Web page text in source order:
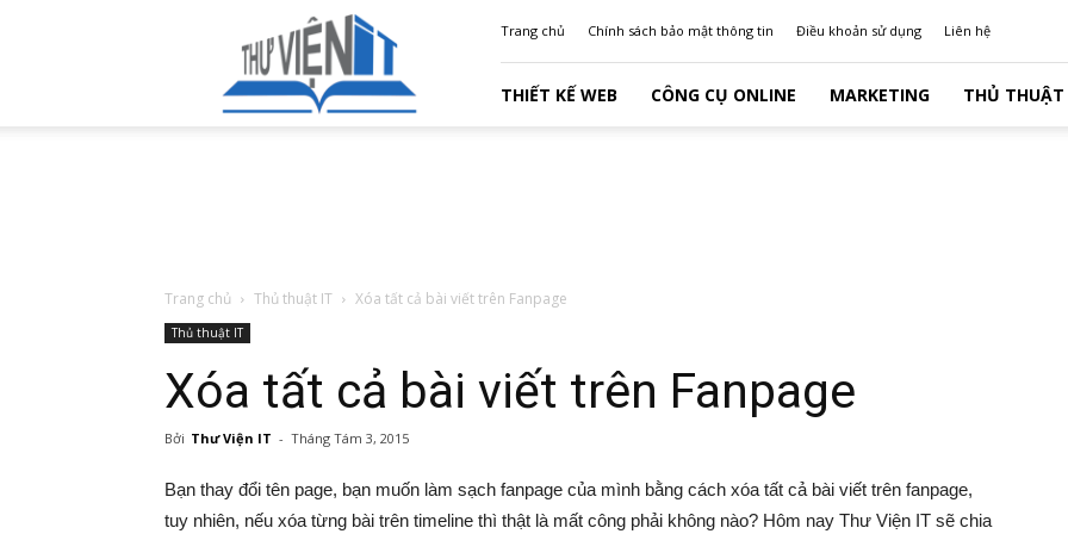
Trang chủ Chính sách bảo mật thông tin Điều khoản sử dụng Liên hệ
THIẾT KẾ WEB CÔNG CỤ ONLINE MARKETING THỦ
Trang chủ Thủ thuật IT Xóa tất cả bài viết trên Fanpage
Thủ thuật IT
Xóa tất cả bài viết trên Fanpage
Bởi Thư Viện IT - Tháng Tám 3, 2015
Bạn thay đổi tên page, bạn muốn làm sạch fanpage của mình bằng cách xóa tất cả bài viết trên fanpage,
tuy nhiên, nếu xóa từng bài trên timeline thì thật là mất công phải không nào? Hôm nay Thư Viện IT sẽ chia